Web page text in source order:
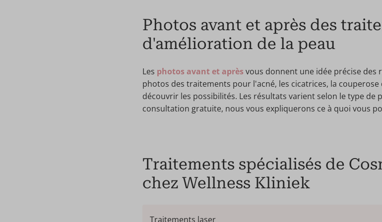
Photos avant et après des
d'amélioration de la peau
Les photos avant et aprèsvous donnent une idée précise des
photos des traitements pour l'acné, les cicatrices, la
découvrir les possibilités. Les résultats varient selon le type de
consultation gratuite, nous vous expliquerons ce à quoi vous
Traitements spécialisés de
chez Wellness Kliniek
Traitements laser